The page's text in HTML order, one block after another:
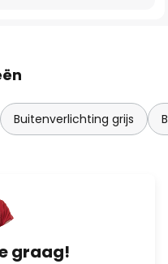
Buitenverlichting grijs
graag!